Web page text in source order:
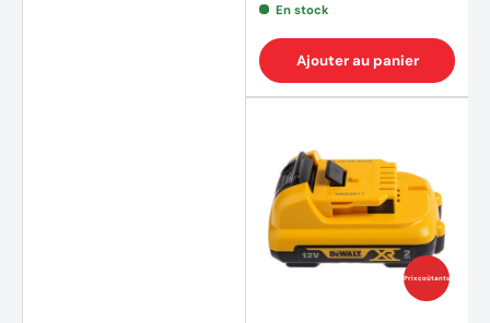
(4
En stock
Ajouter au panier
Prix coûtants